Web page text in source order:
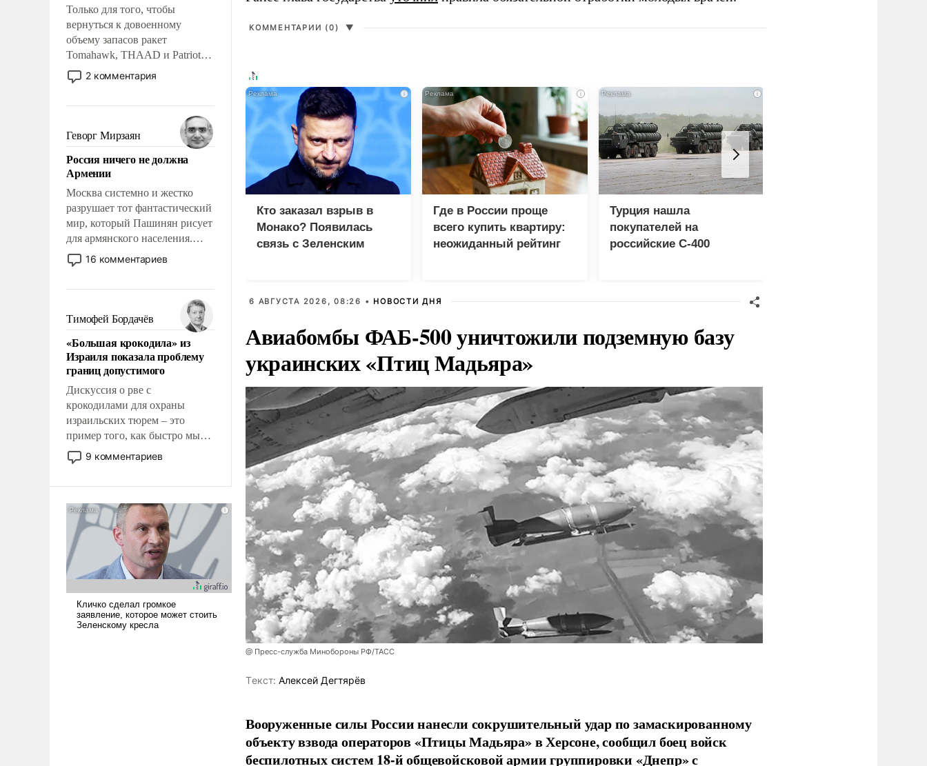
Только для того, чтобы
вернуться к довоенному
объему запасов ракет
Tomahawk, THAAD и Patriot
США потребуется более трех
лет. Даже небольшая война с
Сложившаяся ситуация
означает многолетний период
уязвимости США, например,
перед Китаем.
2 комментария
Геворг Мирзаян
Россия ничего не должна
Армении
Москва системно и жестко
разрушает тот фантастический
мир, который Пашинян рисует
для армянского населения.
Мир, где политические
прожекты будут безусловно
налогоплательщиков и где
Еревану за свои поступки не
нужно отвечать.
16 комментариев
Тимофей Бордачёв
«Большая крокодила» из
Израиля показала проблему
границ допустимого
Дискуссия о рве с
крокодилами для охраны
израильских тюрем – это
пример того, как быстро мы
двигаемся по пути
революционных изменений.
псевдонаучной фантастики,
стало всерьез обсуждаемой
идеей.
9 комментариев
КОММЕНТАРИИ (0) ▼
i
Кто заказал взрыв в
Монако? Появилась
связь с Зеленским
i
Где в России проще
всего купить квартиру:
неожиданный рейтинг
i
Турция нашла
покупателей на
российские C-400
6 АВГУСТА 2026, 08:26 • НОВОСТИ ДНЯ
Авиабомбы ФАБ-500 уничтожили подземную базу
украинских «Птиц Мадьяра»
@ Пресс-служба Минобороны РФ/ТАСС
Tекст: Алексей Дегтярёв
Вооруженные силы России нанесли сокрушительный удар по замаскированному
объекту взвода операторов «Птицы Мадьяра» в Херсоне, сообщил боец войск
беспилотных систем 18-й общевойсковой армии группировки «Днепр» с